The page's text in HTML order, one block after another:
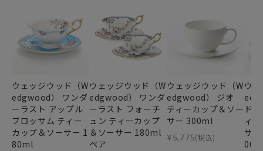
ウェッジウッド（W
edgwood） ワンダ
ーラスト アップル
ブロッサム ティー
カップ＆ソーサー 1
80ml
ウェッジウッド（W
edgwood） ワンダ
ーラスト フォーチ
ュン ティーカップ
＆ソーサー 180ml
ペア
ウェッジウッド（W
edgwood） ジオ
ティーカップ＆ソー
サー 300ml
¥5,775(税込)
ウ
ド
ィ
サ